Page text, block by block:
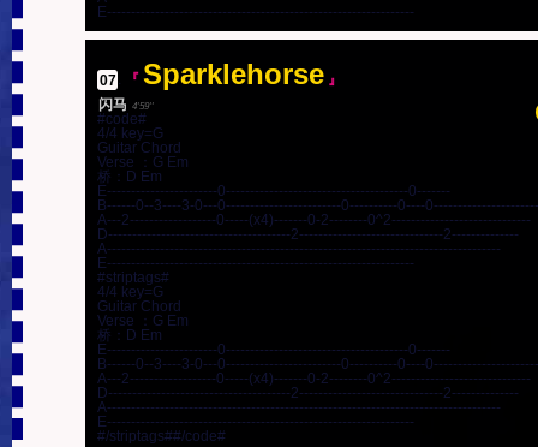
E----------------------------------------------------------------
07. 『 Sparklehorse 』
闪马 4'59''
#code#
4/4 key=G
Guitar Chord
Verse ：G Em
桥：D Em
E-----------------------0--------------------------------------0-------
B------0--3----3-0---0------------------------0----------0----0----------------------
A---2------------------0-----(x4)-------0-2--------0^2-----------------------------
D--------------------------------------2------------------------------2--------------
A----------------------------------------------------------------------------------
E----------------------------------------------------------------
#striptags#
4/4 key=G
Guitar Chord
Verse ：G Em
桥：D Em
E-----------------------0--------------------------------------0-------
B------0--3----3-0---0------------------------0----------0----0----------------------
A---2------------------0-----(x4)-------0-2--------0^2-----------------------------
D--------------------------------------2------------------------------2--------------
A----------------------------------------------------------------------------------
E----------------------------------------------------------------
#/striptags##/code#